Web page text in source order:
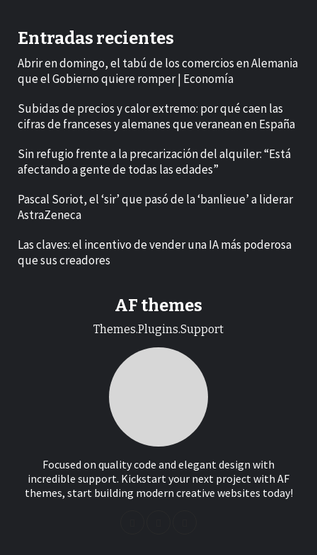
Entradas recientes
Abrir en domingo, el tabú de los comercios en Alemania
que el Gobierno quiere romper | Economía
Subidas de precios y calor extremo: por qué caen las
cifras de franceses y alemanes que veranean en España
Sin refugio frente a la precarización del alquiler: “Está
afectando a gente de todas las edades”
Pascal Soriot, el ‘sir’ que pasó de la ‘banlieue’ a liderar
AstraZeneca
Las claves: el incentivo de vender una IA más poderosa
que sus creadores
AF themes
Themes.Plugins.Support
Focused on quality code and elegant design with
incredible support. Kickstart your next project with AF
themes, start building modern creative websites today!